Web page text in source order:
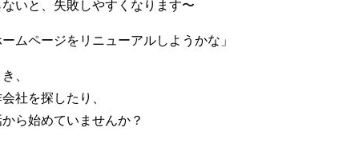
いと、失敗しやすくなります〜
ームページをリニューアルしようかな」
、
社を探したり、
ら始めていませんか？